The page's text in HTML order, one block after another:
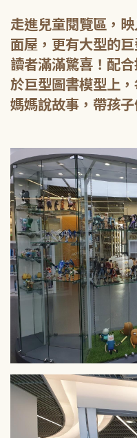
走進兒童閱覽區，
面屋，更有大型的
讀者滿滿驚喜！配
於巨型圖書模型上
媽媽說故事，帶孩